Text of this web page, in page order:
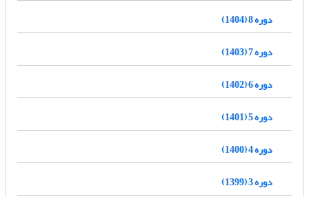
دوره 8 (1404)
دوره 7 (1403)
دوره 6 (1402)
دوره 5 (1401)
دوره 4 (1400)
دوره 3 (1399)